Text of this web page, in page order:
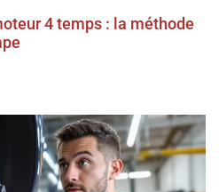
4 temps : la méthode